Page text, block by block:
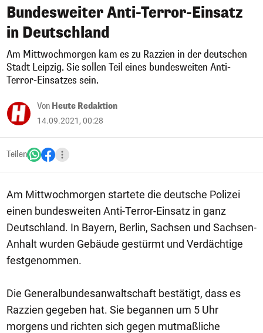
Bundesweiter Anti-Terror-Einsatz
in Deutschland
Am Mittwochmorgen kam es zu Razzien in der deutschen
Stadt Leipzig. Sie sollen Teil eines bundesweiten Anti-
Terror-Einsatzes sein.
Von Heute Redaktion
14.09.2021, 00:28
Teilen
Am Mittwochmorgen startete die deutsche Polizei
einen bundesweiten Anti-Terror-Einsatz in ganz
Deutschland. In Bayern, Berlin, Sachsen und Sachsen-
Anhalt wurden Gebäude gestürmt und Verdächtige
festgenommen.
Die Generalbundesanwaltschaft bestätigt, dass es
Razzien gegeben hat. Sie begannen um 5 Uhr
morgens und richten sich gegen mutmaßliche